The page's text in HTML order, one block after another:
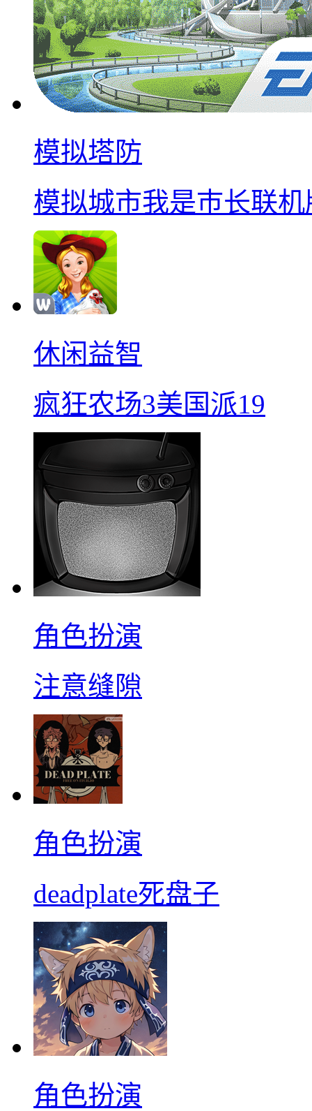
模拟塔防
模拟城市我是巿长联机
休闲益智
疯狂农场3美国派19
角色扮演
注意缝隙
角色扮演
deadplate死盘子
角色扮演